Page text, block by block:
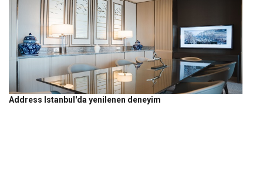
Address Istanbul'da yenilenen deneyim